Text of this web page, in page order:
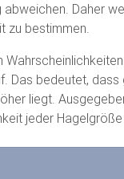
Daher
zu bestimmen.
bedeutet,
liegt.
jeder